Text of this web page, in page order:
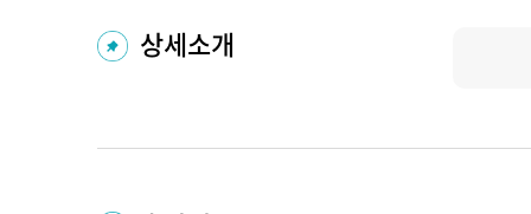
상세소개